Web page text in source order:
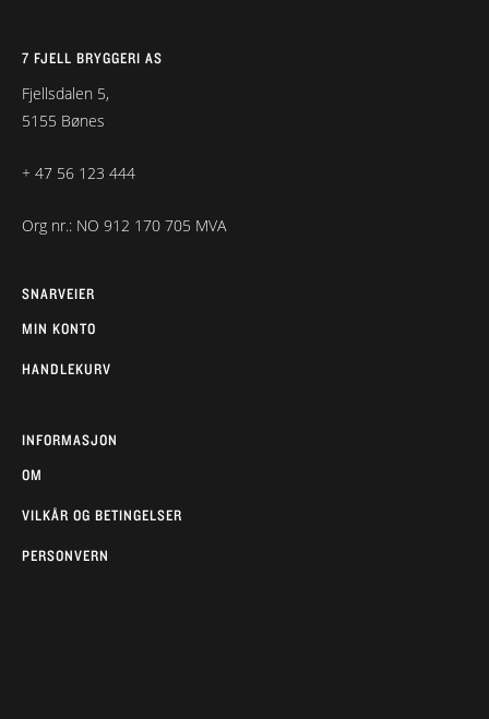
7 FJELL BRYGGERI AS
Fjellsdalen 5,
5155 Bønes
+ 47 56 123 444
Org nr.: NO 912 170 705 MVA
SNARVEIER
MIN KONTO
HANDLEKURV
INFORMASJON
OM
VILKÅR OG BETINGELSER
PERSONVERN